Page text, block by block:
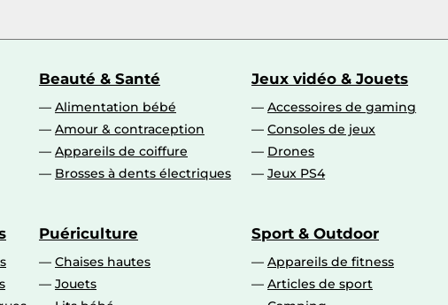
Beauté & Santé
Alimentation bébé
Amour & contraception
Appareils de coiffure
Brosses à dents électriques
Jeux vidéo & Jouets
Accessoires de gaming
Consoles de jeux
Drones
Jeux PS4
Puériculture
Chaises hautes
Jouets
Sport & Outdoor
Appareils de fitness
Articles de sport